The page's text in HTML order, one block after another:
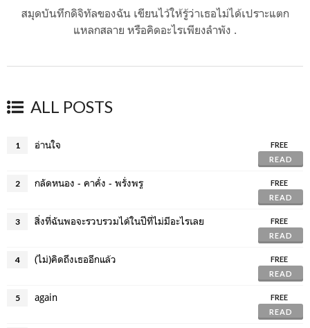
สมุดบันทึกดิจิทัลของฉัน เขียนไว้ให้รู้ว่าเธอไม่ได้เปราะแตก
แหลกสลาย หรือคิดอะไรเพียงลำพัง .
ALL POSTS
1 อ่านใจ
FREE
READ
2 กลัดหนอง - คาคั่ง - พรั่งพรู
FREE
READ
3 สิ่งที่ฉันพอจะรวบรวมได้ในปีที่ไม่มีอะไรเลย
FREE
READ
4 (ไม่)คิดถึงเธออีกแล้ว
FREE
READ
5 again
FREE
READ